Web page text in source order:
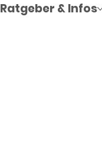
Ratgeber & Infos